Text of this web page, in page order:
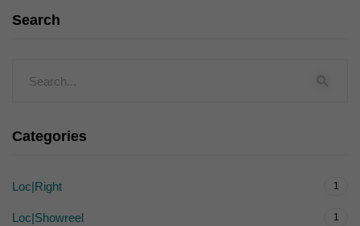
Search
Categories
Loc|Right 1
Loc|Showreel 1